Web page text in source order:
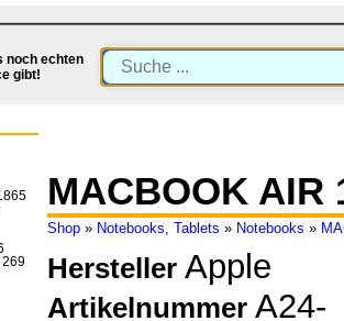
noch echten
gibt!
MACBOOK AIR
Shop » Notebooks, Tablets » Notebooks »
Hersteller Apple
Artikelnummer A24-
269